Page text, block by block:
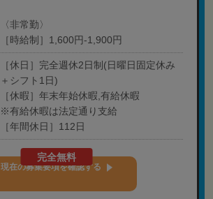
〈非常勤〉
［時給制］1,600円-1,900円
［休日］完全週休2日制(日曜日固定休み
＋シフト1日)
［休暇］年末年始休暇,有給休暇
※有給休暇は法定通り支給
［年間休日］112日
完全無料
現在の募集要項を確認する